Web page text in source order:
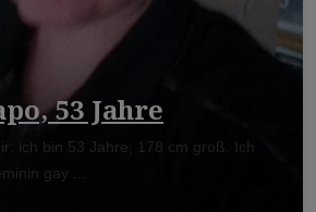
53 Jahre
ich bin 53 Jahre, 178 cm groß. Ich
gay ...